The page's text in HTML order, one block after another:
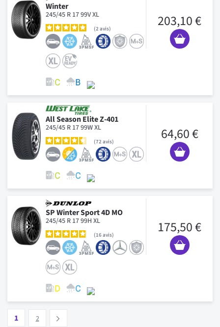
Winter
245/45 R 17 99V XL
2 avis 203,10 €
All Season Elite Z-401
245/45 R 17 99W XL
72 avis 64,60 €
SP Winter Sport 4D MO
245/45 R 17 99H XL
16avis 175,50 €
Vous lisez actuellement la page
1 2